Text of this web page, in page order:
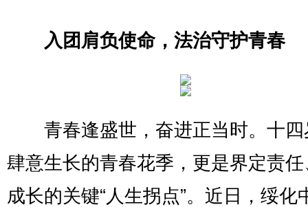
入团肩负使命，法治守护青春
青春逢盛世，奋进正当时。十四
肆意生长的青春花季，更是界定责
成长的关键“人生拐点”。近日，绥化